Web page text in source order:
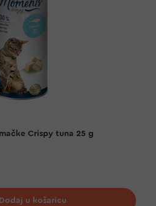
Crispy tuna 25 g
želja
Dodaj u košaricu